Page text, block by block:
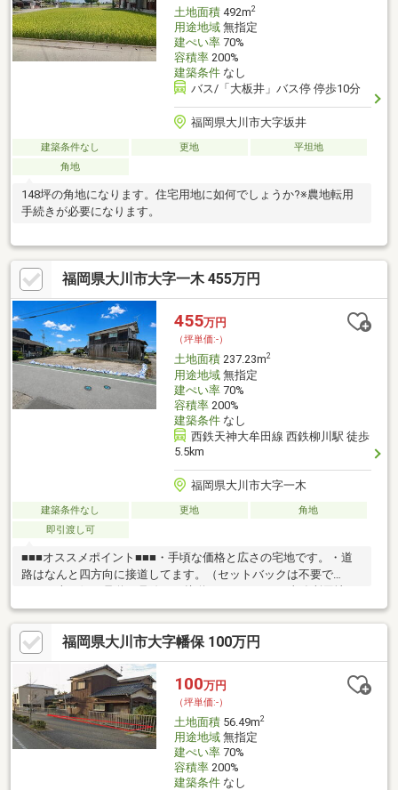
土地面積492m2
用途地域無指定
建ぺい率70%
容積率200%
建築条件なし
バス/「大板井」バス停 停歩10分
福岡県大川市大字坂井
建築条件なし 更地
平坦地
角地
148坪の角地になります。住宅用地に如何でしょうか?※農地転用
手続きが必要になります。
福岡県大川市大字一木 455万円
455万円
（坪単価:-）
土地面積237.23m2
用途地域無指定
建ぺい率70%
容積率200%
建築条件なし
西鉄天神大牟田線 西鉄柳川駅 徒歩
5.5km
福岡県大川市大字一木
建築条件なし 更地
角地
即引渡し可
■■■オススメポイント■■■・手頃な価格と広さの宅地です。・道
路はなんと四方向に接道してます。（セットバックは不要で
す）・南西側は県道18号線にも接道してますので、事務所用地な
どにもオススメ♪※道路について・北東側公道 法第42条1項1号道
路・南西側公道 県道18号線・南東側公道 法外道路 ※セットバ
ック不要・北側公道 法外道路 ※セットバック不要※本物件敷地
内より西側隣接地の給水管が分岐してますが、解消してお引渡し
します。
福岡県大川市大字幡保 100万円
100万円
（坪単価:-）
土地面積56.49m2
用途地域無指定
建ぺい率70%
容積率200%
建築条件なし